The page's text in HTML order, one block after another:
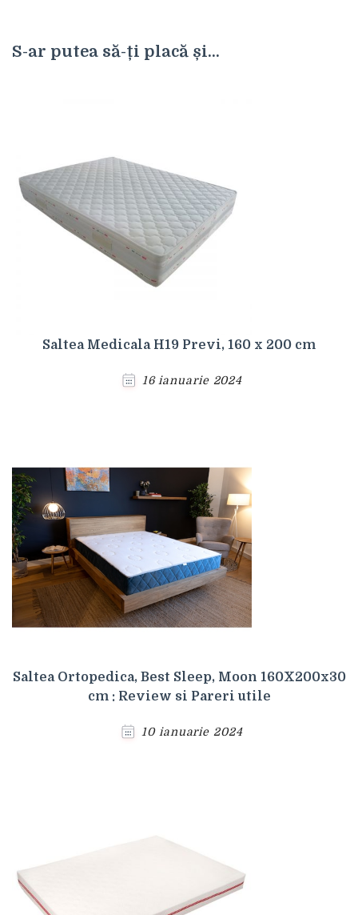
S-ar putea să-ți placă și...
Saltea Medicala H19 Previ, 160 x 200 cm
16 ianuarie 2024
Saltea Ortopedica, Best Sleep, Moon 160X200x30
cm : Review si Pareri utile
10 ianuarie 2024